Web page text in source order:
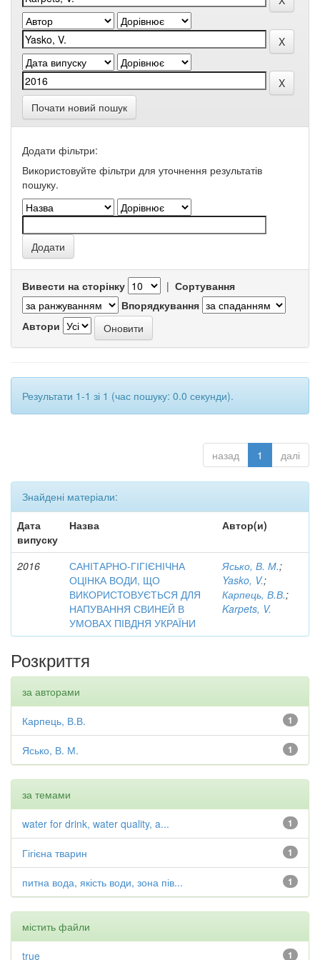
Почати новий пошук
Додати фільтри:
Використовуйте фільтри для уточнення результатів
пошуку.
Вивести на сторінку | Сортування
Впорядкування
Автори
Результати 1-1 зі 1 (час пошуку: 0.0 секунди).
назад 1 далі
Знайдені матеріали:
Дата
випуску
Назва Автор(и)
2016
САНІТАРНО-ГІГІЄНІЧНА
ОЦІНКА ВОДИ, ЩО
ВИКОРИСТОВУЄТЬСЯ ДЛЯ
НАПУВАННЯ СВИНЕЙ В
УМОВАХ ПІВДНЯ УКРАЇНИ
Ясько, В. М.;
Yasko, V.;
Карпець, В.В.;
Karpets, V.
Розкриття
за авторами
1
Карпець, В.В.
1
Ясько, В. М.
за темами
1
water for drink, water quality, a...
1
Гігієна тварин
1
питна вода, якість води, зона пів...
містить файли
1
true